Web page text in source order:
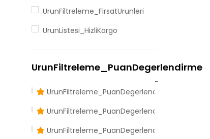
UrunFiltreleme_FirsatUrunleri
UrunListesi_HizliKargo
UrunFiltreleme_PuanDegerlendirme
UrunFiltreleme_PuanDegerlendirmeDortVeUzeri
UrunFiltreleme_PuanDegerlendirmeUcVeUzeri
UrunFiltreleme_PuanDegerlendirmeIkiVeUzeri